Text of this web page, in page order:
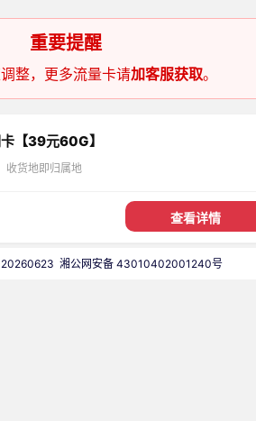
重要提醒
整，更多流量卡请加客服获取。
【39元60G】
收货地即归属地
查看详情
20260623 湘公网安备 43010402001240号